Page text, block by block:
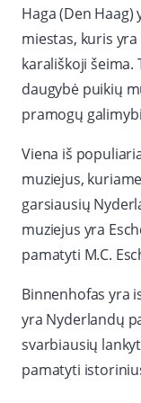
Haga (Den
miestas, kuris
karališkoji šeima.
daugybė puikių
pramogų
Viena iš
muziejus,
garsiausių
muziejus yra
pamatyti M.C.
Binnenhofas yra
yra Nyderlandų
svarbiausių
pamatyti